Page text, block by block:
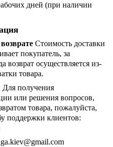
дней (при наличии
Стоимость доставки
покупатель, за
возврат осуществляется из-
товара.
Для получения
или решения вопросов,
товара, пожалуйста,
поддержки клиентов:
.kiev@gmail.com